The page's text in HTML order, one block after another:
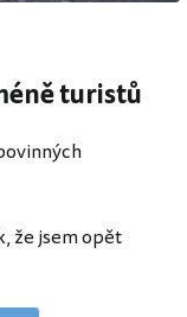
turistů
že jsem opět